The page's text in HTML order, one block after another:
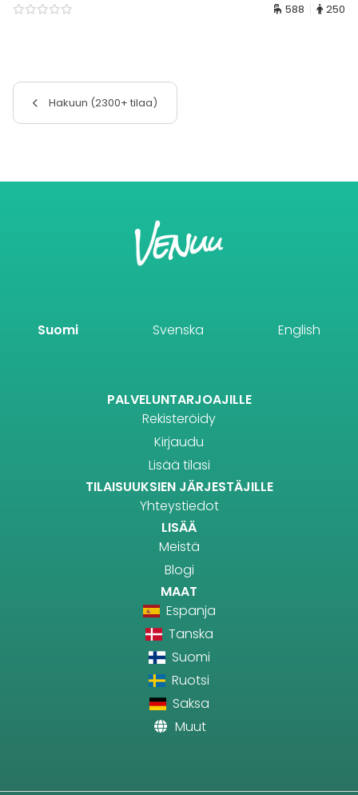
588 250
Hakuun (2300+ tilaa)
Suomi Svenska English
PALVELUNTARJOAJILLE
Rekisteröidy
Kirjaudu
Lisää tilasi
TILAISUUKSIEN JÄRJESTÄJILLE
Yhteystiedot
LISÄÄ
Meistä
Blogi
MAAT
Espanja
Tanska
Suomi
Ruotsi
Saksa
Muut